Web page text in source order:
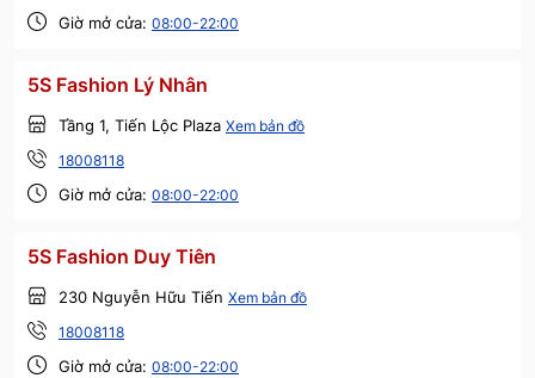
Giờ mở cửa: 08:00-22:00
5S Fashion Lý Nhân
Tầng 1, Tiến Lộc Plaza Xem bản đồ
18008118
Giờ mở cửa: 08:00-22:00
5S Fashion Duy Tiên
230 Nguyễn Hữu Tiến Xem bản đồ
18008118
Giờ mở cửa: 08:00-22:00